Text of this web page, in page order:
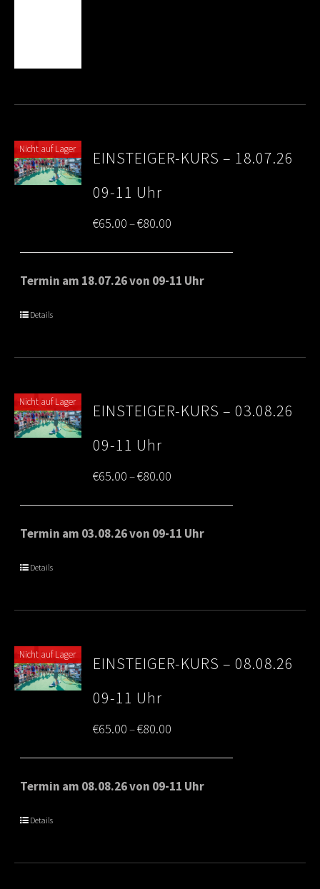
Nicht auf Lager
EINSTEIGER-KURS – 18.07.26
09-11 Uhr
€65.00–€80.00
range:
€65.00
Termin am 18.07.26 von 09-11 Uhr
Details
Nicht auf Lager
EINSTEIGER-KURS – 03.08.26
09-11 Uhr
€65.00–€80.00
range:
€65.00
Termin am 03.08.26 von 09-11 Uhr
Details
Nicht auf Lager
EINSTEIGER-KURS – 08.08.26
09-11 Uhr
€65.00–€80.00
range:
€65.00
Termin am 08.08.26 von 09-11 Uhr
Details